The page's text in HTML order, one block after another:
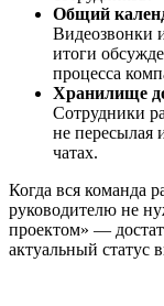
Общий
Видеозвонки
итоги
процесса
Хранилище
Сотрудники
не пересылая
чатах.
Когда вся команда
руководителю не
проектом» —
актуальный статус